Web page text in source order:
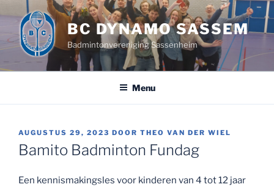
de
inhoud
BC DYNAMO SASSEM
Badmintonvereniging Sassenheim
Menu
GEPLAATST
OP
AUGUSTUS 29, 2023 DOOR THEO VAN DER WIEL
Bamito Badminton Fundag
Een kennismakingsles voor kinderen van 4 tot 12 jaar